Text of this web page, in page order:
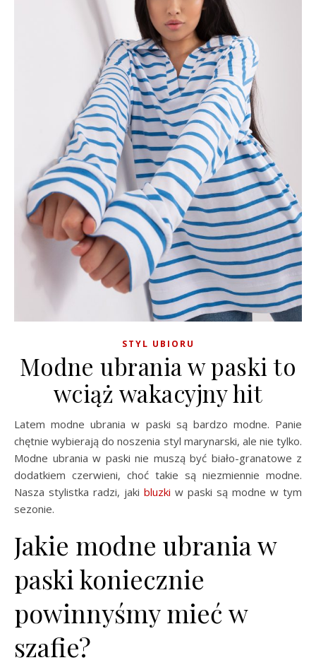
STYL UBIORU
Modne ubrania w paski to
wciąż wakacyjny hit
Latem modne ubrania w paski są bardzo modne. Panie
chętnie wybierają do noszenia styl marynarski, ale nie tylko.
Modne ubrania w paski nie muszą być biało-granatowe z
dodatkiem czerwieni, choć takie są niezmiennie modne.
Nasza stylistka radzi, jaki bluzki w paski są modne w tym
sezonie.
Jakie modne ubrania w
paski koniecznie
powinnyśmy mieć w
szafie?